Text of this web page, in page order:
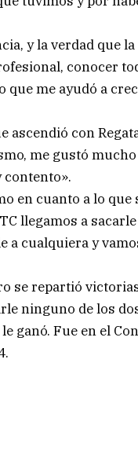
y la verdad que
conocer
me ayudó a
con
me gustó
contento».
en cuanto a lo que
llegamos a
a cualquiera y
se repartió
ninguno de los
ganó. Fue en el